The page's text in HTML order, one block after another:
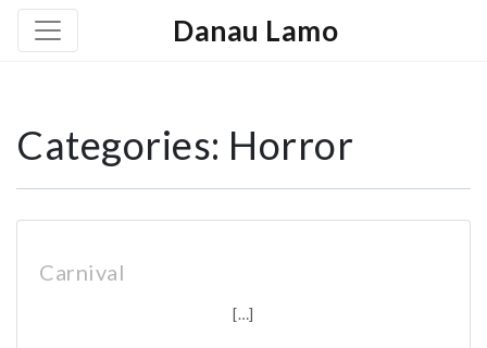
Danau Lamo
Categories: Horror
Carnival
[…]